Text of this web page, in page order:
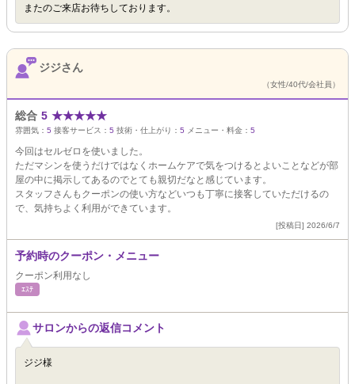
またのご来店お待ちしております。
ジジさん
（女性/40代/会社員）
総合 5 ★★★★★
雰囲気： 5 接客サービス： 5 技術・仕上がり： 5 メニュー・料金： 5
今回はセルゼロを使いました。
ただマシンを使うだけではなくホームケアで気をつけるとよいことなどが部
屋の中に掲示してあるのでとても親切だなと感じています。
スタッフさんもクーポンの使い方などいつも丁寧に接客していただけるの
で、気持ちよく利用ができています。
[投稿日] 2026/6/7
予約時のクーポン・メニュー
クーポン利用なし
ｴｽﾃ
サロンからの返信コメント
ジジ様